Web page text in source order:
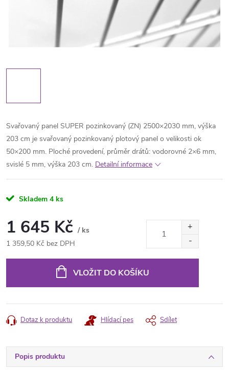
Svařovaný panel SUPER pozinkovaný (ZN) 2500×2030 mm, výška
203 cm je svařovaný pozinkovaný plotový panel o velikosti ok
50×200 mm. Ploché provedení, průměr drátů: vodorovné 2×6 mm,
svislé 5 mm, výška 203 cm. Detailní informace
Skladem 4 ks
1 645 Kč / ks
1 359,50 Kč bez DPH
VLOŽIT DO KOŠÍKU
Dotaz k produktu Hlídací pes Sdílet
Popis produktu